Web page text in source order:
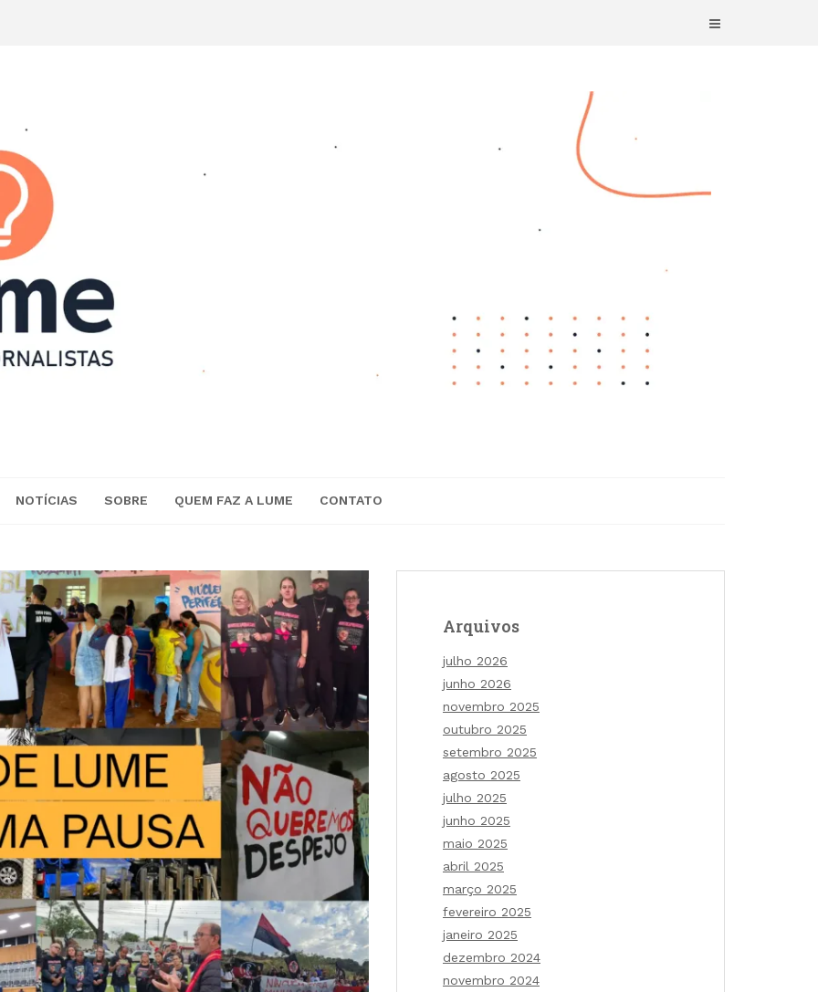
NOTÍCIAS SOBRE QUEM FAZ A LUME CONTATO
Arquivos
julho 2026
junho 2026
novembro 2025
outubro 2025
setembro 2025
agosto 2025
julho 2025
junho 2025
maio 2025
abril 2025
março 2025
fevereiro 2025
janeiro 2025
dezembro 2024
novembro 2024